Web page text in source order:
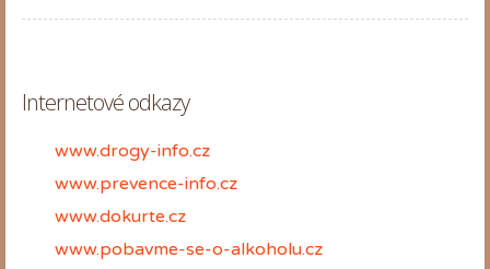
Internetové odkazy
www.drogy-info.cz
www.prevence-info.cz
www.dokurte.cz
www.pobavme-se-o-alkoholu.cz